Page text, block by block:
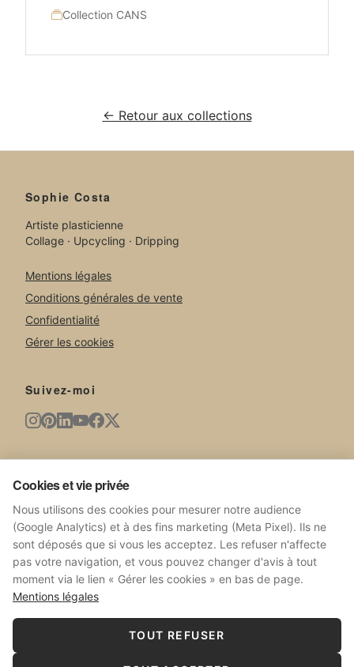
Collection CANS
← Retour aux collections
Sophie Costa
Artiste plasticienne
Collage · Upcycling · Dripping
Mentions légales
Conditions générales de vente
Confidentialité
Gérer les cookies
Suivez-moi
S'ABONNER
Pas de spam. Désabonnez-vous à tout moment.
Cookies et vie privée
Nous utilisons des cookies pour mesurer notre audience
(Google Analytics) et à des fins marketing (Meta Pixel). Ils ne
sont déposés que si vous les acceptez. Les refuser n'affecte
pas votre navigation, et vous pouvez changer d'avis à tout
moment via le lien « Gérer les cookies » en bas de page.
Mentions légales
TOUT REFUSER